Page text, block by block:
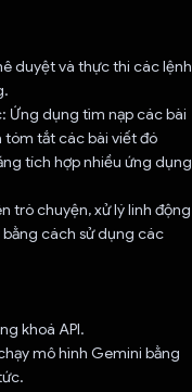
duyệt và thực thi các lệnh
Ứng dụng tìm nạp các bài
tóm tắt các bài viết đó
tích hợp nhiều ứng dụng
trò chuyện, xử lý linh động
cách sử dụng các
khoá API.
mô hình Gemini bằng